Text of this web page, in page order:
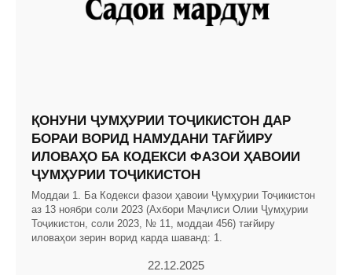
ҚОНУНИ ҶУМҲУРИИ ТОҶИКИСТОН ДАР
БОРАИ ВОРИД НАМУДАНИ ТАҒЙИРУ
ИЛОВАҲО БА КОДЕКСИ ФАЗОИ ҲАВОИИ
ҶУМҲУРИИ ТОҶИКИСТОН
Моддаи 1. Ба Кодекси фазои ҳавоии Ҷумҳурии Тоҷикистон
аз 13 ноябри соли 2023 (Ахбори Маҷлиси Олии Ҷумҳурии
Тоҷикистон, соли 2023, № 11, моддаи 456) тағйиру
иловаҳои зерин ворид карда шаванд: 1.
22.12.2025